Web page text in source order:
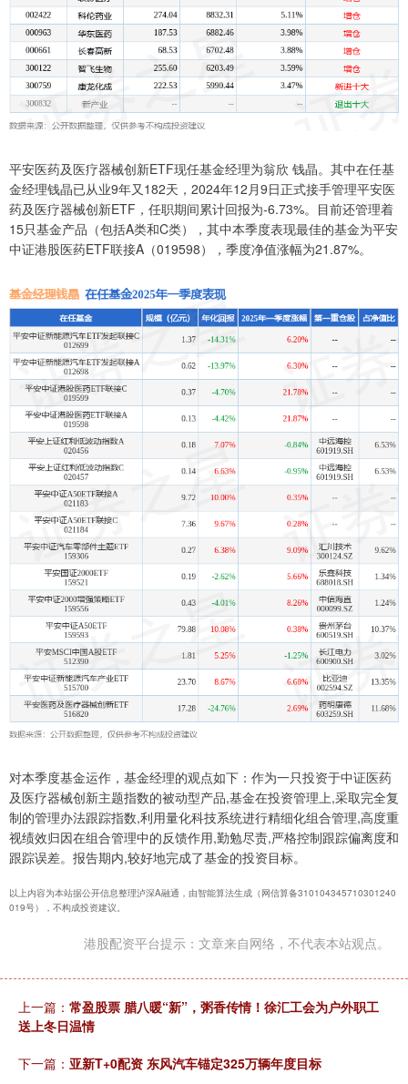
平安医药及医疗器械创新ETF现任基金经理为翁欣 钱晶。其中在任基
金经理钱晶已从业9年又182天，2024年12月9日正式接手管理平安医
药及医疗器械创新ETF，任职期间累计回报为-6.73%。目前还管理着
15只基金产品（包括A类和C类），其中本季度表现最佳的基金为平安
中证港股医药ETF联接A（019598），季度净值涨幅为21.87%。
对本季度基金运作，基金经理的观点如下：作为一只投资于中证医药
及医疗器械创新主题指数的被动型产品,基金在投资管理上,采取完全复
制的管理办法跟踪指数,利用量化科技系统进行精细化组合管理,高度重
视绩效归因在组合管理中的反馈作用,勤勉尽责,严格控制跟踪偏离度和
跟踪误差。报告期内,较好地完成了基金的投资目标。
以上内容为本站据公开信息整理泸深A融通，由智能算法生成（网信算备310104345710301240
019号），不构成投资建议。
港股配资平台提示：文章来自网络，不代表本站观点。
上一篇： 常盈股票 腊八暖“新”，粥香传情！徐汇工会为户外职工
送上冬日温情
下一篇： 亚新T+0配资 东风汽车锚定325万辆年度目标